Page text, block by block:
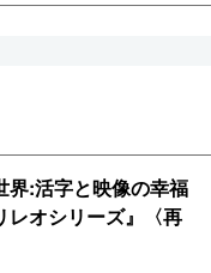
界:活字と映像の幸福
レオシリーズ』〈再